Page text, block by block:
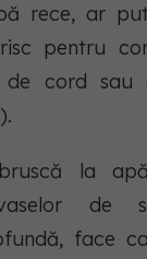
rece, ar
pentru
de cord sau
bruscă la
de
face